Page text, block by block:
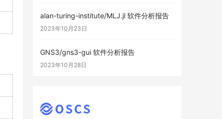
alan-turing-institute/MLJ.jl 软件分析报告
2023年10月23日
GNS3/gns3-gui 软件分析报告
2023年10月28日